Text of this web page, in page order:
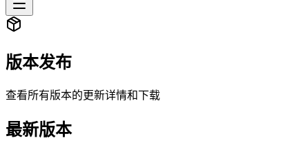
版本发布
查看所有版本的更新详情和下载
最新版本